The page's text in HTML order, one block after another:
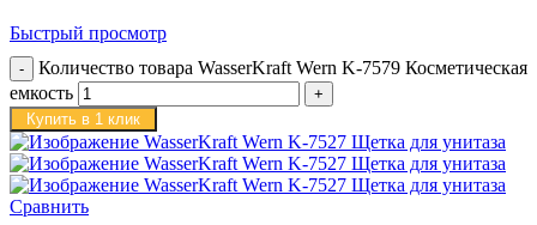
Быстрый просмотр
Количество товара WasserKraft Wern K-7579 Косметическая
емкость
Купить в 1 клик
Сравнить